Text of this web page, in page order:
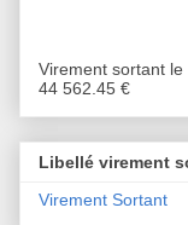
Virement sortant
44 562.45 €
Libellé virement
Virement Sortant